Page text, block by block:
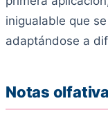
inigualable que
adaptándose a
Notas